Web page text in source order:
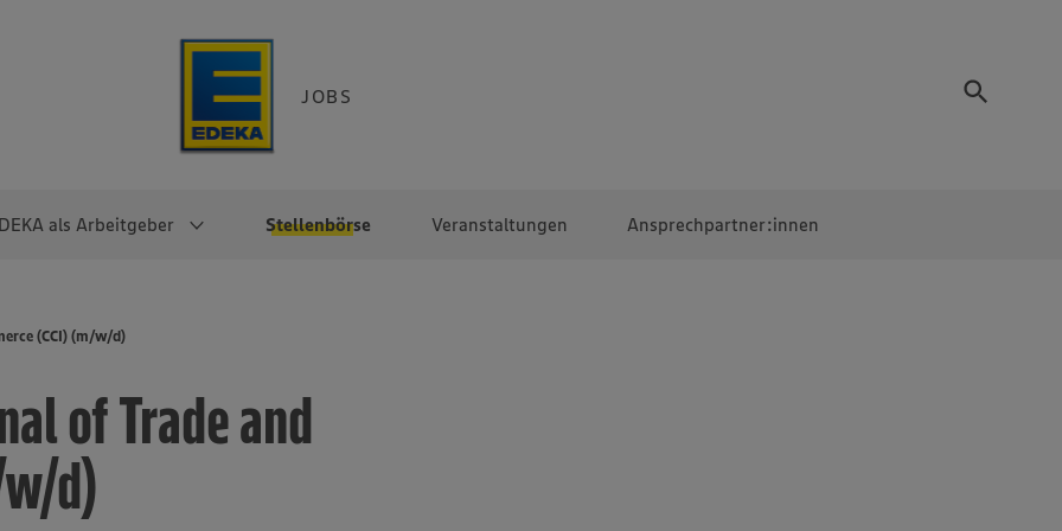
JOBS
als Arbeitgeber Stellenbörse Veranstaltungen Ansprechpartner:innen
Direkteinstieg
Noch Fragen?
EDEKA Fruchtkontor
(CCI) (m/w/d)
of Trade and
d)